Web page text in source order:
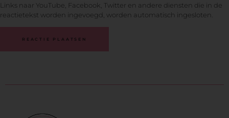
Links naar YouTube, Facebook, Twitter en andere diensten die in de
reactietekst worden ingevoegd, worden automatisch ingesloten.